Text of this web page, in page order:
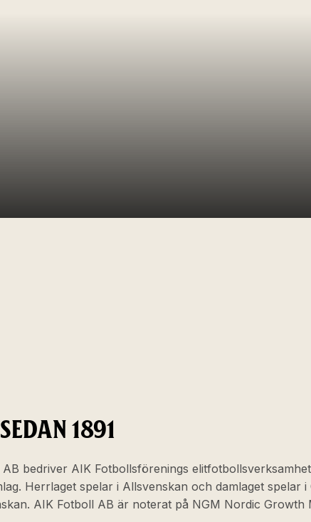
1891
bedriver AIK Fotbollsförenings
Herrlaget spelar i Allsvenskan och damlaget spelar i
AIK Fotboll AB är noterat på NGM Nordic Growth